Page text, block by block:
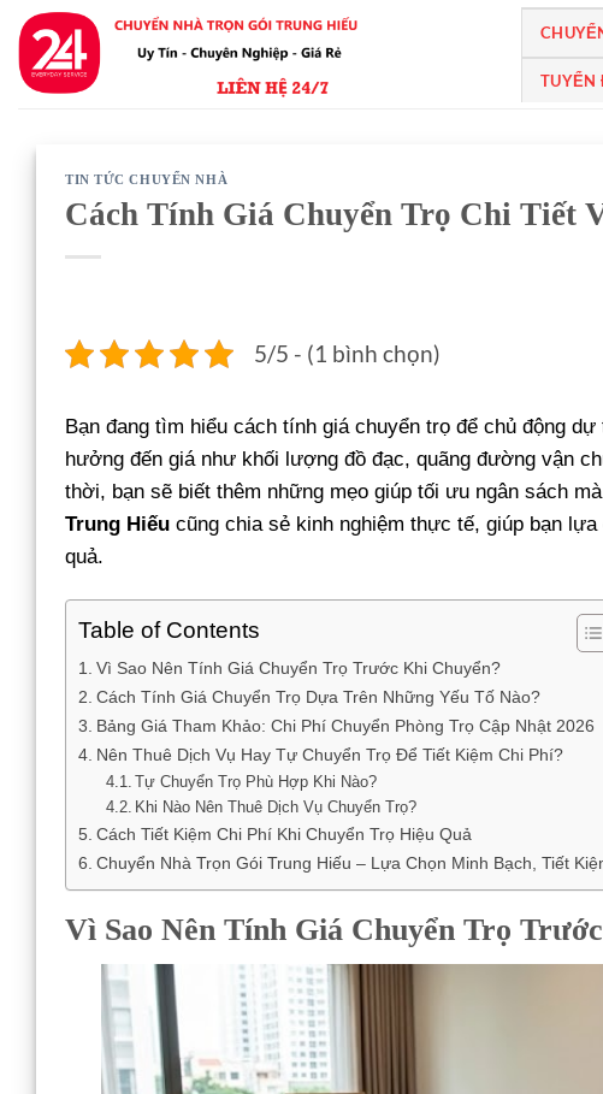
qua
nội
TUYỂN
TIN TỨC CHUYỂN NHÀ
Cách Tính Giá Chuyển Trọ Chi Tiết
5/5 - (1 bình chọn)
Bạn đang tìm hiểu cách tính giá chuyển trọ để chủ động
hưởng đến giá như khối lượng đồ đạc, quãng đường vận
thời, bạn sẽ biết thêm những mẹo giúp tối ưu ngân sách
Trung Hiếu cũng chia sẻ kinh nghiệm thực tế, giúp bạn
quả.
Table of Contents
Vì Sao Nên Tính Giá Chuyển Trọ Trước Khi Chuyển?
Cách Tính Giá Chuyển Trọ Dựa Trên Những Yếu Tố Nào?
Bảng Giá Tham Khảo: Chi Phí Chuyển Phòng Trọ Cập Nhật 2026
Nên Thuê Dịch Vụ Hay Tự Chuyển Trọ Để Tiết Kiệm Chi Phí?
Tự Chuyển Trọ Phù Hợp Khi Nào?
Khi Nào Nên Thuê Dịch Vụ Chuyển Trọ?
Cách Tiết Kiệm Chi Phí Khi Chuyển Trọ Hiệu Quả
Chuyển Nhà Trọn Gói Trung Hiếu – Lựa Chọn Minh Bạch, Tiết
Vì Sao Nên Tính Giá Chuyển Trọ